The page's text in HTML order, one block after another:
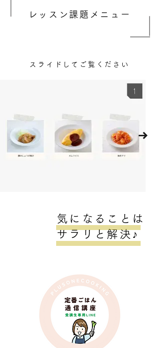
レッスン課題メニュー
スライドしてご覧ください
気になることは
サラリと解決♪